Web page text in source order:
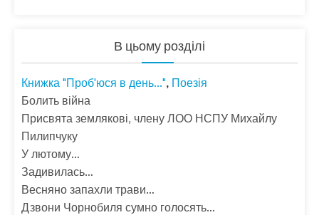
В цьому розділі
Книжка "Проб'юся в день...", Поезія
Болить війна
Присвята землякові, члену ЛОО НСПУ Михайлу
Пилипчуку
У лютому…
Задивилась…
Весняно запахли трави…
Дзвони Чорнобиля сумно голосять…